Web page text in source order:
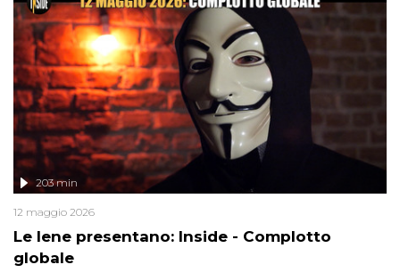
Le Iene presentano: Inside - Complotto
globale
203 min
12 maggio 2026